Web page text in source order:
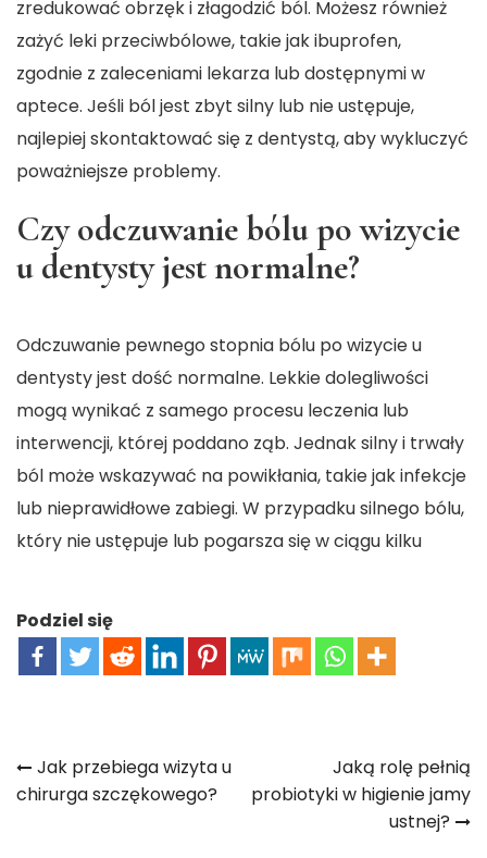
zredukować obrzęk i złagodzić ból. Możesz również
zażyć leki przeciwbólowe, takie jak ibuprofen,
zgodnie z zaleceniami lekarza lub dostępnymi w
aptece. Jeśli ból jest zbyt silny lub nie ustępuje,
najlepiej skontaktować się z dentystą, aby wykluczyć
poważniejsze problemy.
Czy odczuwanie bólu po wizycie
u dentysty jest normalne?
Odczuwanie pewnego stopnia bólu po wizycie u
dentysty jest dość normalne. Lekkie dolegliwości
mogą wynikać z samego procesu leczenia lub
interwencji, której poddano ząb. Jednak silny i trwały
ból może wskazywać na powikłania, takie jak infekcje
lub nieprawidłowe zabiegi. W przypadku silnego bólu,
który nie ustępuje lub pogarsza się w ciągu kilku
Podziel się
Nawigacja
wpisu
Jak przebiega wizyta u
chirurga szczękowego?
Jaką rolę pełnią
probiotyki w higienie jamy
ustnej?